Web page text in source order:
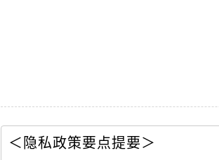
＜隐私政策要点提要＞